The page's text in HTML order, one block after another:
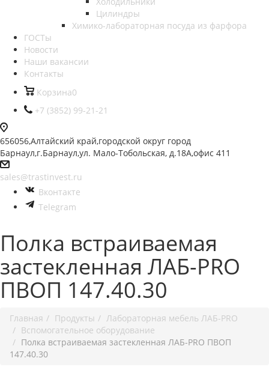
Цилиндры
Химико-лабораторная посуда из фарфора
ГОСТы
Новости
Наши вакансии
Контакты
Корзина0
+7 (3852) 99-21-21
656056,Алтайский край,городской округ город
Барнаул,г.Барнаул,ул. Мало-Тобольская, д.18А,офис 411
sales@trastinvest.ru
Вконтакте
Telegram
Полка встраиваемая
застекленная ЛАБ-PRO
ПВОП 147.40.30
Главная Продукты
Лабораторная мебель ЛАБ-PRO
Вспомогательное оборудование
Полка встраиваемая застекленная ЛАБ-PRO ПВОП
147.40.30